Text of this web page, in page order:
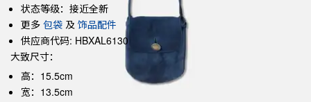
状态等级：接近全新
更多 包袋 及 饰品配件
供应商代码: HBXAL6130
大致尺寸：
高：15.5cm
宽：13.5cm